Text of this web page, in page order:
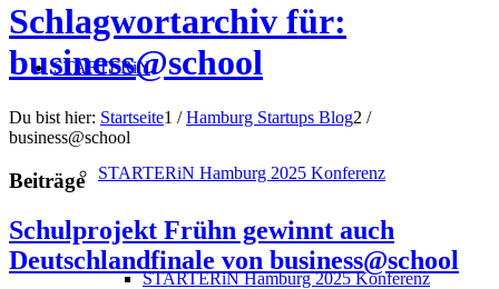
STARTERiN
STARTERiN Hamburg 2025 Konferenz
STARTERiN Hamburg 2025 Konferenz
Schlagwortarchiv für:
business@school
Du bist hier: Startseite1 / Hamburg Startups Blog2 /
business@school
Beiträge
Schulprojekt Frühn gewinnt auch
Deutschlandfinale von business@school